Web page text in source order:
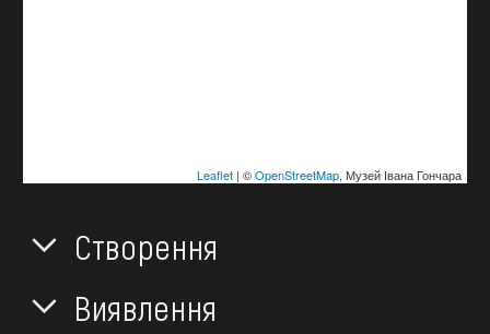
Leaflet| ©OpenStreetMap, Музей Івана Гончара
Створення
Виявлення